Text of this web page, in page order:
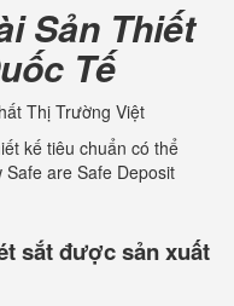
Sản Thiết
Tế
Thị Trường Việt
kế tiêu chuẩn có thể
are Safe Deposit
sắt được sản xuất